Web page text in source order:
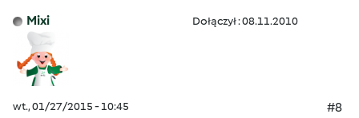
Mixi Dołączył : 08.11.2010
wt., 01/27/2015 - 10:45
#8